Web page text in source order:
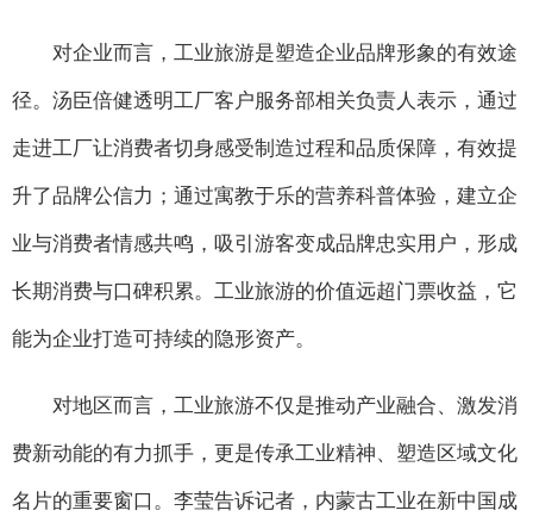
对企业而言，工业旅游是塑造企业品牌形象的有效途
径。汤臣倍健透明工厂客户服务部相关负责人表示，通过
走进工厂让消费者切身感受制造过程和品质保障，有效提
升了品牌公信力；通过寓教于乐的营养科普体验，建立企
业与消费者情感共鸣，吸引游客变成品牌忠实用户，形成
长期消费与口碑积累。工业旅游的价值远超门票收益，它
能为企业打造可持续的隐形资产。
对地区而言，工业旅游不仅是推动产业融合、激发消
费新动能的有力抓手，更是传承工业精神、塑造区域文化
名片的重要窗口。李莹告诉记者，内蒙古工业在新中国成